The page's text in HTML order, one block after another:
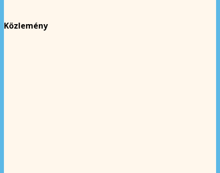
Közlemény